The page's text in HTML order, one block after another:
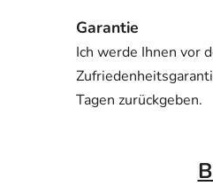
Garantie
Ich werde Ihnen vor
Tagen zurückgeben.